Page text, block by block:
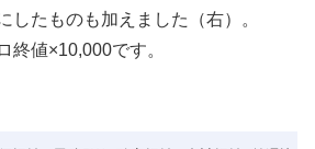
したものも加えました（右）。
終値×10,000です。